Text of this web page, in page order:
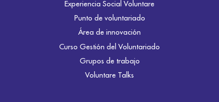
Experiencia Social Voluntare
Punto de voluntariado
Área de innovación
Curso Gestión del Voluntariado
Grupos de trabajo
Voluntare Talks